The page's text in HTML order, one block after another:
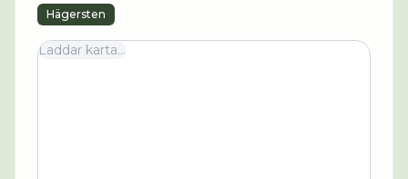
Hägersten
Laddar karta...